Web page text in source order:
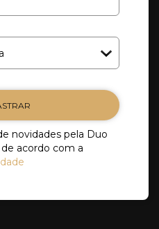
novidades pela Duo
acordo com a